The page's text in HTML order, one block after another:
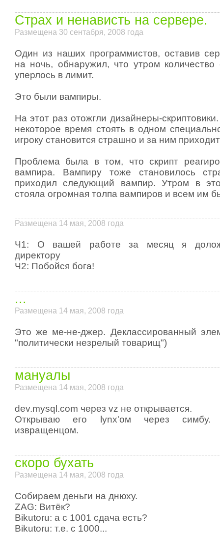
Страх и ненависть на сервере.
Размещена 30 сентабря, 2008 года
Один из наших программистов, оставив
на ночь, обнаружил, что утром
уперлось в лимит.
Это были вампиры.
На этот раз отожгли дизайнеры-
некоторое время стоять в одном
игроку становится страшно и за ним
Проблема была в том, что скрипт
вампира. Вампиру тоже становилось
приходил следующий вампир. Утром в
стояла огромная толпа вампиров и всем им
Размещена 14 мая, 2008 года
Ч1: О вашей работе за месяц я
директору
Ч2: Побойся бога!
...
Размещена 14 мая, 2008 года
Это же ме-не-джер. Деклассированный
"политически незрелый товарищ")
мануалы
Размещена 14 мая, 2008 года
dev.mysql.com через vz не открывается.
Открываю его lynx'ом через симбу.
извращенцом.
скоро бухать
Размещена 14 мая, 2008 года
Собираем деньги на днюху.
ZAG: Витёк?
Bikutoru: а с 1001 сдача есть?
Bikutoru: т.е. с 1000...